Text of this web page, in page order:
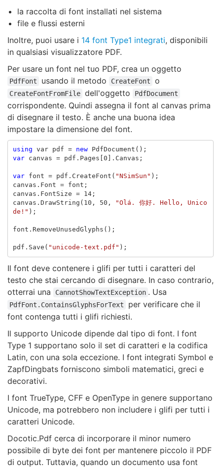
la raccolta di font installati nel sistema
file e flussi esterni
Inoltre, puoi usare i 14 font Type1 integrati, disponibili
in qualsiasi visualizzatore PDF.
Per usare un font nel tuo PDF, crea un oggetto
PdfFont usando il metodo CreateFont o
CreateFontFromFile dell'oggetto PdfDocument
corrispondente. Quindi assegna il font al canvas prima
di disegnare il testo. È anche una buona idea
impostare la dimensione del font.
using var pdf = new PdfDocument ();
var
canvas = pdf . Pages 0 ]. Canvas ;
var font = pdf . CreateFont ( "NSimSun" );
canvas . Font = font ;
canvas . FontSize = 14;
canvas . DrawString ( 10 , 50 ,
"Olá. 你好. Hello, Unico
de!" );
font . RemoveUnusedGlyphs ();
pdf . Save ( "unicode-text.pdf" );
Il font deve contenere i glifi per tutti i caratteri del
testo che stai cercando di disegnare. In caso contrario,
otterrai una
CannotShowTextException . Usa
PdfFont.ContainsGlyphsForText
per verificare che il
font contenga tutti i glifi richiesti.
Il supporto Unicode dipende dal tipo di font. I font
Type 1 supportano solo il set di caratteri e la codifica
Latin, con una sola eccezione. I font integrati Symbol e
ZapfDingbats forniscono simboli matematici, greci e
decorativi.
I font TrueType, CFF e OpenType in genere supportano
Unicode, ma potrebbero non includere i glifi per tutti i
caratteri Unicode.
Docotic.Pdf cerca di incorporare il minor numero
possibile di byte dei font per mantenere piccolo il PDF
di output. Tuttavia, quando un documento usa font